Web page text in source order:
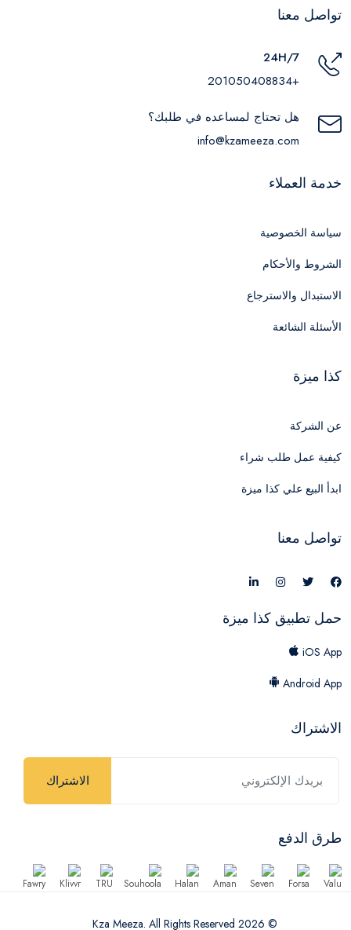
تواصل معنا
24H/7
+201050408834
هل تحتاج لمساعده في طلبك؟
info@kzameeza.com
خدمة العملاء
سياسة الخصوصية
الشروط والأحكام
الاستبدال والاسترجاع
الأسئلة الشائعة
كذا ميزة
عن الشركة
كيفية عمل طلب شراء
ابدأ البيع علي كذا ميزة
تواصل معنا
حمل تطبيق كذا ميزة
iOS App
Android App
الاشتراك
الاشتراك
طرق الدفع
© 2026 Kza Meeza. All Rights Reserved